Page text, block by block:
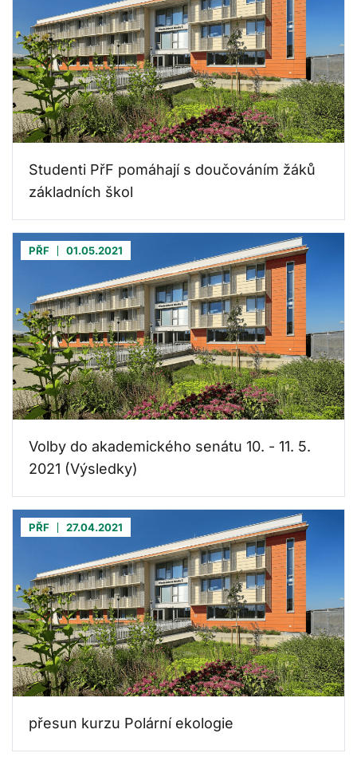
Studenti PřF pomáhají s doučováním žáků
základních škol
PŘF 01.05.2021
Volby do akademického senátu 10. - 11. 5.
2021 (Výsledky)
PŘF 27.04.2021
přesun kurzu Polární ekologie